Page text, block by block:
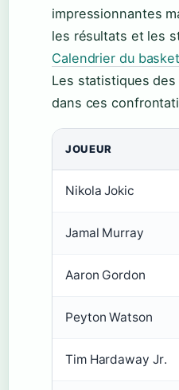
impressionnantes
les résultats et les
Calendrier du
Les statistiques
dans ces
JOUEUR
Nikola Jokic
Jamal Murray
Aaron Gordon
Peyton Watson
Tim Hardaway Jr.